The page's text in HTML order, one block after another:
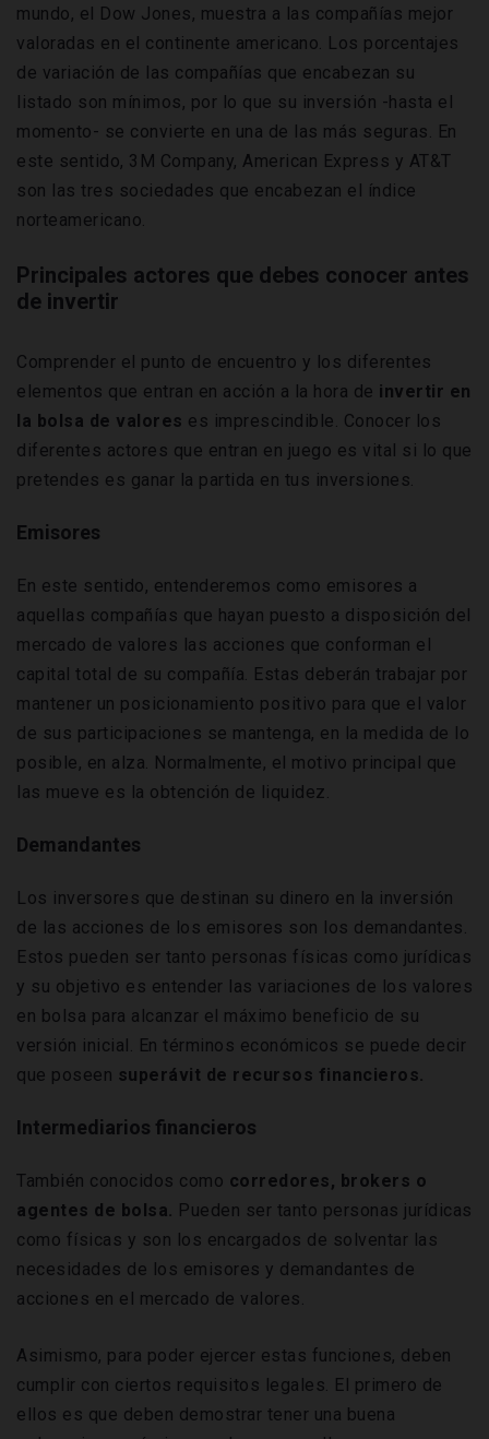
mundo, el Dow Jones, muestra a las compañías mejor
valoradas en el continente americano. Los porcentajes
de variación de las compañías que encabezan su
listado son mínimos, por lo que su inversión -hasta el
momento- se convierte en una de las más seguras. En
este sentido, 3M Company, American Express y AT&T
son las tres sociedades que encabezan el índice
norteamericano.
Principales actores que debes conocer antes
de invertir
Comprender el punto de encuentro y los diferentes
elementos que entran en acción a la hora de invertir en
la bolsa de valores es imprescindible. Conocer los
diferentes actores que entran en juego es vital si lo que
pretendes es ganar la partida en tus inversiones.
Emisores
En este sentido, entenderemos como emisores a
aquellas compañías que hayan puesto a disposición del
mercado de valores las acciones que conforman el
capital total de su compañía. Estas deberán trabajar por
mantener un posicionamiento positivo para que el valor
de sus participaciones se mantenga, en la medida de lo
posible, en alza. Normalmente, el motivo principal que
las mueve es la obtención de liquidez.
Demandantes
Los inversores que destinan su dinero en la inversión
de las acciones de los emisores son los demandantes.
Estos pueden ser tanto personas físicas como jurídicas
y su objetivo es entender las variaciones de los valores
en bolsa para alcanzar el máximo beneficio de su
versión inicial. En términos económicos se puede decir
que poseen superávit de recursos financieros.
Intermediarios financieros
También conocidos como corredores, brokers o
agentes de bolsa. Pueden ser tanto personas jurídicas
como físicas y son los encargados de solventar las
necesidades de los emisores y demandantes de
acciones en el mercado de valores.
Asimismo, para poder ejercer estas funciones, deben
cumplir con ciertos requisitos legales. El primero de
ellos es que deben demostrar tener una buena